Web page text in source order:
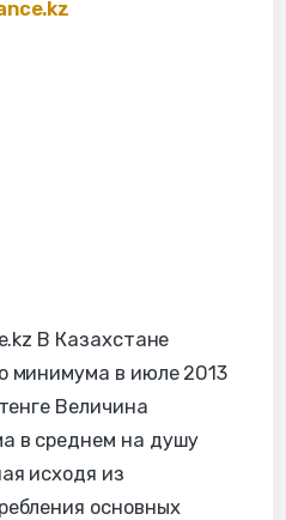
В Казахстане
минимума в июле 2013
Величина
в среднем на душу
исходя из
основных